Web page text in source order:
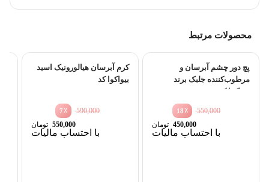
محصولات مرتبط
پچ دور چشم آبرسان و
مرطوب‌کننده جلبک برند
بیواکوا کد BQA_EP_01
٪ 18 550,000
اصلی
450,000 تومان
قیمت
با احتساب مالیات
کرم آبرسان هیالورونیک اسید
بیواکوا کد
٪ 7 590,000
اصلی
550,000 تومان
قیمت
با احتساب مالیات